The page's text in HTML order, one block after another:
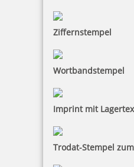
Ziffernstempel
Wortbandstempel
Imprint mit
Trodat-Stempel